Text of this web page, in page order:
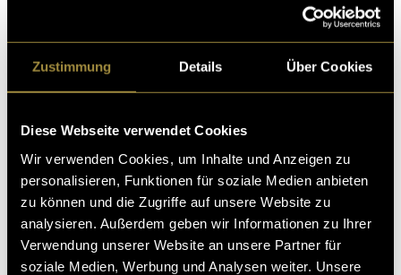
Zustimmung Details Über Cookies
Diese Webseite verwendet Cookies
Wir verwenden Cookies, um Inhalte und Anzeigen zu
personalisieren, Funktionen für soziale Medien anbieten
zu können und die Zugriffe auf unsere Website zu
analysieren. Außerdem geben wir Informationen zu Ihrer
Verwendung unserer Website an unsere Partner für
soziale Medien, Werbung und Analysen weiter. Unsere
(vha)